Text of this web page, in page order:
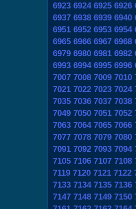
6923 6924 6925 6926
6937 6938 6939 6940
6951 6952 6953 6954
6965 6966 6967 6968
6979 6980 6981 6982
6993 6994 6995 6996
7007 7008 7009 7010
7021 7022 7023 7024
7035 7036 7037 7038
7049 7050 7051 7052
7063 7064 7065 7066
7077 7078 7079 7080
7091 7092 7093 7094
7105 7106 7107 7108
7119 7120 7121 7122
7133 7134 7135 7136
7147 7148 7149 7150